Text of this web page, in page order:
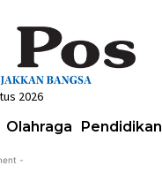
2026
Olahraga Pendidikan
-